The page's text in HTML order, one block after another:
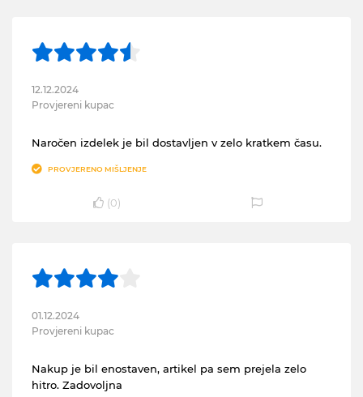
12.12.2024
Provjereni kupac
Naročen izdelek je bil dostavljen v zelo kratkem času.
PROVJERENO MIŠLJENJE
(0)
01.12.2024
Provjereni kupac
Nakup je bil enostaven, artikel pa sem prejela zelo
hitro. Zadovoljna